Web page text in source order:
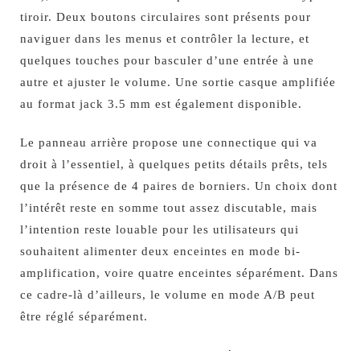
tiroir. Deux boutons circulaires sont présents pour
naviguer dans les menus et contrôler la lecture, et
quelques touches pour basculer d’une entrée à une
autre et ajuster le volume. Une sortie casque amplifiée
au format jack 3.5 mm est également disponible.
Le panneau arrière propose une connectique qui va
droit à l’essentiel, à quelques petits détails prêts, tels
que la présence de 4 paires de borniers. Un choix dont
l’intérêt reste en somme tout assez discutable, mais
l’intention reste louable pour les utilisateurs qui
souhaitent alimenter deux enceintes en mode bi-
amplification, voire quatre enceintes séparément. Dans
ce cadre-là d’ailleurs, le volume en mode A/B peut
être réglé séparément.